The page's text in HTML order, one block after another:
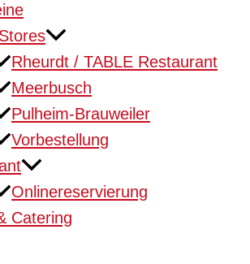
Rheurdt / TABLE Restaurant
Meerbusch
Pulheim-Brauweiler
Vorbestellung
Onlinereservierung
Catering